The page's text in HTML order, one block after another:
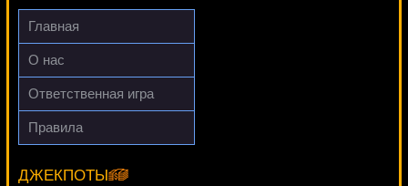
4297 ₽
Egoistik***
Главная
О нас
Ответственная игра
Правила
ДЖЕКПОТЫ
Bangkok Nights
mgarkunov***